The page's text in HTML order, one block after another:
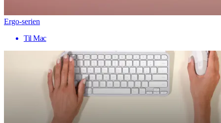
Ergo-serien
Til Mac